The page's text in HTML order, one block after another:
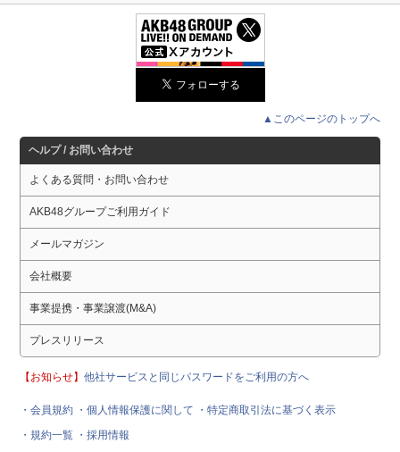
▲このページのトップへ
ヘルプ / お問い合わせ
よくある質問・お問い合わせ
AKB48グループご利用ガイド
メールマガジン
会社概要
事業提携・事業譲渡(M&A)
プレスリリース
【お知らせ】他社サービスと同じパスワードをご利用の方へ
・会員規約 ・個人情報保護に関して
・特定商取引法に基づく表示
・規約一覧 ・採用情報